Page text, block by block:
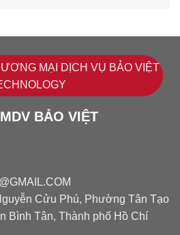
MẠI DỊCH VỤ BẢO VIỆT
BẢO VIỆT
Cửu Phú, Phường Tân Tạo
Bình Tân, Thành phố Hồ Chí